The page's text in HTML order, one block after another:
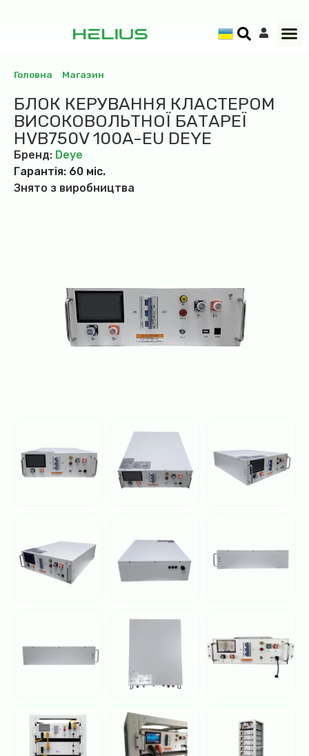
Головна Магазин
БЛОК КЕРУВАННЯ КЛАСТЕРОМ
ВИСОКОВОЛЬТНОЇ БАТАРЕЇ
HVB750V 100A-EU DEYE
Бренд: Deye
Гарантія: 60 міс.
Знято з виробництва